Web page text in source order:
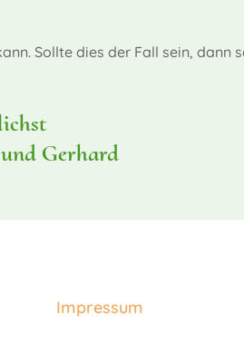
Sollte dies der Fall sein, dann
Gerhard
Impressum